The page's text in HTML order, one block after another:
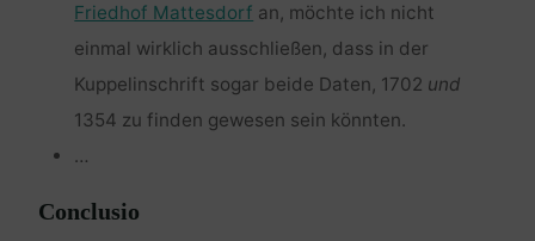
Friedhof Mattesdorf an, möchte ich nicht
einmal wirklich ausschließen, dass in der
Kuppelinschrift sogar beide Daten, 1702 und
1354 zu finden gewesen sein könnten.
…
Conclusio